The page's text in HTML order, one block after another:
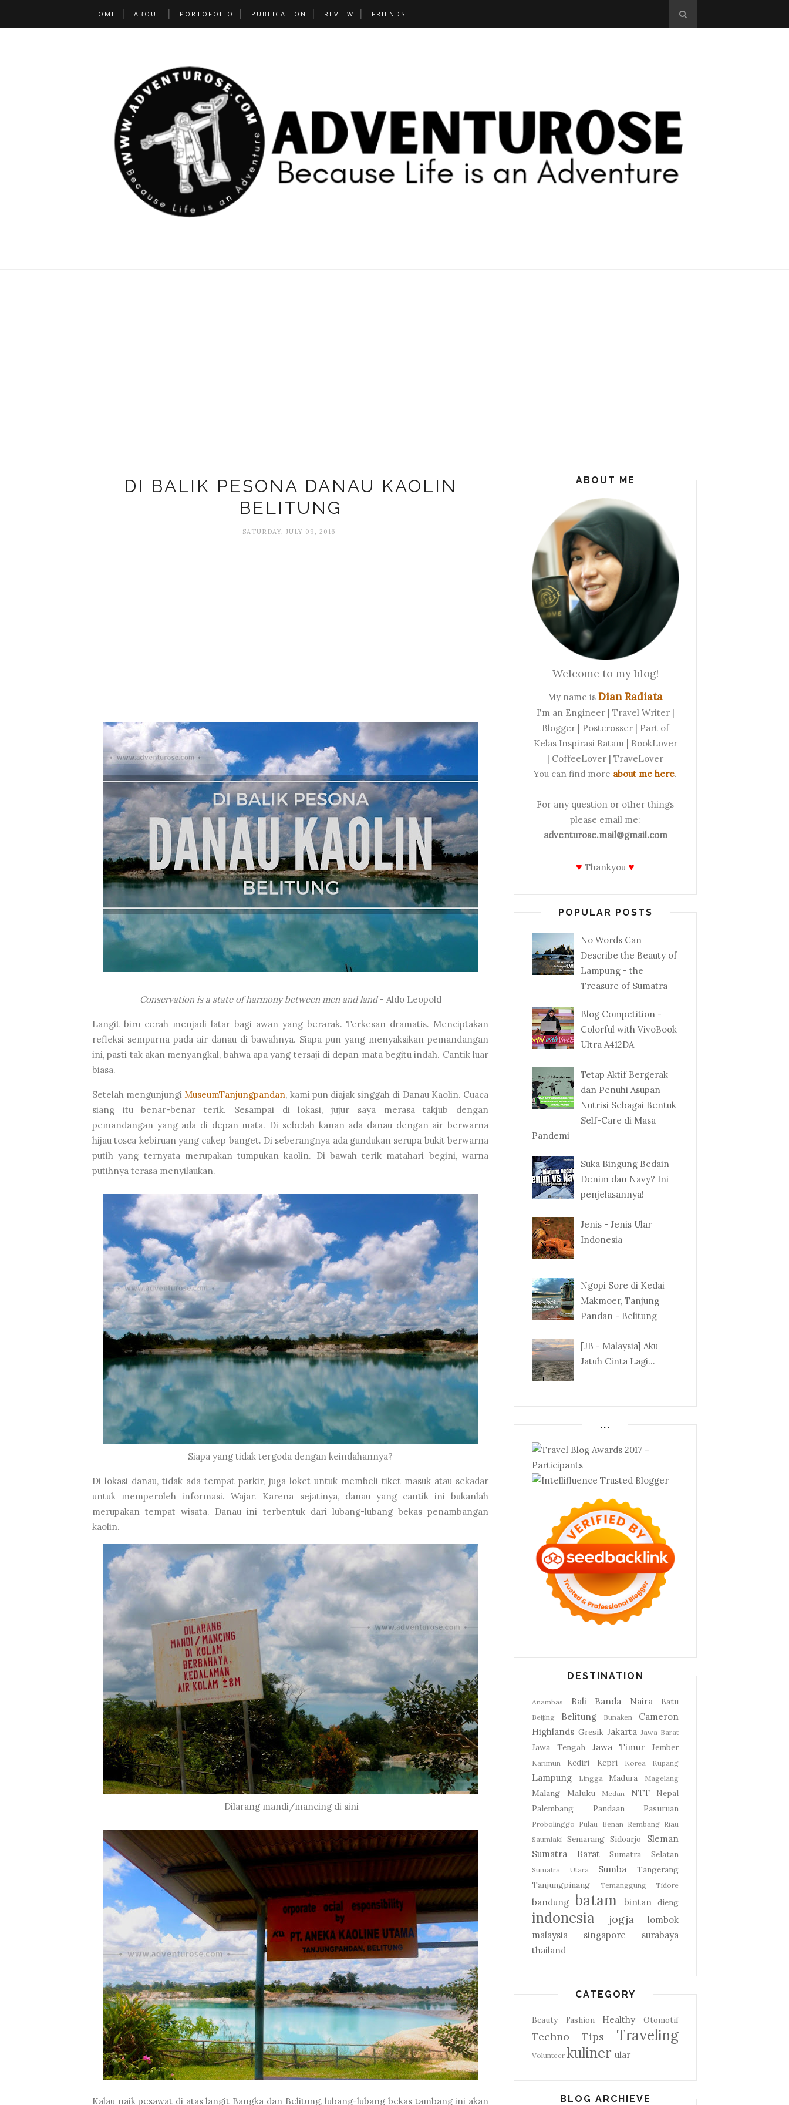
HOME ABOUT PORTOFOLIO PUBLICATION REVIEW FRIENDS
DI BALIK PESONA DANAU KAOLIN
BELITUNG
SATURDAY, JULY 09, 2016
Conservation is a state of harmony between men and land- Aldo Leopold
Langit biru cerah menjadi latar bagi awan yang berarak. Terkesan dramatis. Menciptakan
refleksi sempurna pada air danau di bawahnya. Siapa pun yang menyaksikan pemandangan
ini, pasti tak akan menyangkal, bahwa apa yang tersaji di depan mata begitu indah. Cantik luar
biasa.
Setelah mengunjungi MuseumTanjungpandan, kami pun diajak singgah di Danau Kaolin. Cuaca
siang itu benar-benar terik. Sesampai di lokasi, jujur saya merasa takjub dengan
pemandangan yang ada di depan mata. Di sebelah kanan ada danau dengan air berwarna
hijau tosca kebiruan yang cakep banget. Di seberangnya ada gundukan serupa bukit berwarna
putih yang ternyata merupakan tumpukan kaolin. Di bawah terik matahari begini, warna
putihnya terasa menyilaukan.
Siapa yang tidak tergoda dengan keindahannya?
Di lokasi danau, tidak ada tempat parkir, juga loket untuk membeli tiket masuk atau sekadar
untuk memperoleh informasi. Wajar. Karena sejatinya, danau yang cantik ini bukanlah
merupakan tempat wisata. Danau ini terbentuk dari lubang-lubang bekas penambangan
kaolin.
Dilarang mandi/mancing di sini
Kalau naik pesawat di atas langit Bangka dan Belitung, lubang-lubang bekas tambang ini akan
ABOUT ME
Welcome to my blog!
My name is Dian Radiata
I'm an Engineer | Travel Writer |
Blogger | Postcrosser | Part of
Kelas Inspirasi Batam | BookLover
| CoffeeLover | TraveLover
You can find more about me here.
For any question or other things
please email me:
adventurose.mail@gmail.com
♥ Thankyou ♥
POPULAR POSTS
No Words Can
Describe the Beauty of
Lampung - the
Treasure of Sumatra
Blog Competition -
Colorful with VivoBook
Ultra A412DA
Tetap Aktif Bergerak
dan Penuhi Asupan
Nutrisi Sebagai Bentuk
Self-Care di Masa
Pandemi
Suka Bingung Bedain
Denim dan Navy? Ini
penjelasannya!
Jenis - Jenis Ular
Indonesia
Ngopi Sore di Kedai
Makmoer, Tanjung
Pandan - Belitung
[JB - Malaysia] Aku
Jatuh Cinta Lagi...
...
DESTINATION
Anambas Bali Banda Naira Batu
Beijing Belitung Bunaken
Cameron
Highlands Gresik Jakarta Jawa Barat
Jawa Tengah Jawa Timur Jember
Karimun Kediri Kepri Korea Kupang
Lampung Lingga Madura Magelang
Malang Maluku Medan NTT
Nepal
Palembang
Pandaan Pasuruan
Probolinggo Pulau Benan Rembang Riau
Saumlaki Semarang Sidoarjo
Sleman
Sumatra Barat
Sumatra Selatan
Sumatra Utara Sumba
Tangerang
Tanjungpinang
Temanggung Tidore
bandung batam bintan dieng
indonesia jogja
lombok
malaysia
singapore
surabaya
thailand
CATEGORY
Beauty Fashion Healthy Otomotif
Techno Tips Traveling
Volunteer kuliner ular
BLOG ARCHIEVE